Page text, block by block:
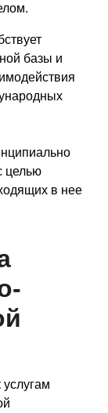
базы и
целью
в нее